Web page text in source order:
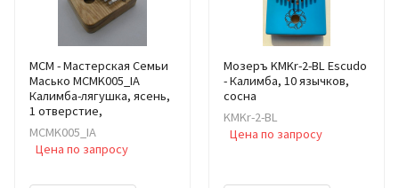
МСМ - Мастерская Семьи
Масько MCMK005_IA
Калимба-лягушка, ясень,
1 отверстие,
MCMK005_IA
Цена по запросу
Мозеръ KMKr-2-BL Escudo
- Калимба, 10 язычков,
сосна
KMKr-2-BL
Цена по запросу